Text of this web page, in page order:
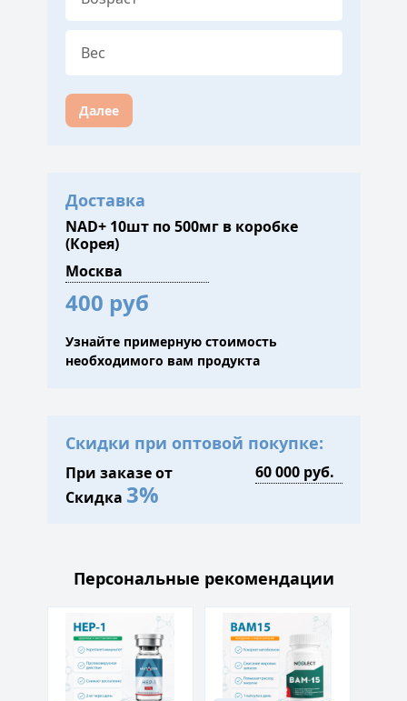
Далее
Доставка
NAD+ 10шт по 500мг в коробке
(Корея)
400 руб
Узнайте примерную стоимость
необходимого вам продукта
Скидки при оптовой покупке:
При заказе от
Скидка 3%
Персональные рекомендации